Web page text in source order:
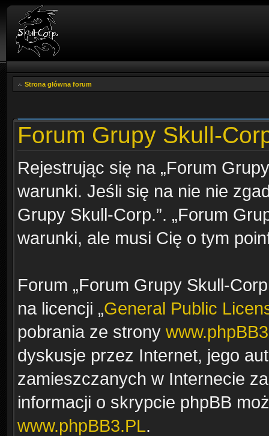
Strona główna forum
Forum Grupy Skull-
Rejestrując się na „Forum
warunki. Jeśli się na nie nie
Grupy Skull-Corp.”. „Forum
warunki, ale musi Cię o tym
Forum „Forum Grupy Skull-
na licencji „General Public
pobrania ze strony
dyskusje przez Internet, jego
zamieszczanych w Internecie
informacji o skrypcie phpBB
www.phpBB3.PL.